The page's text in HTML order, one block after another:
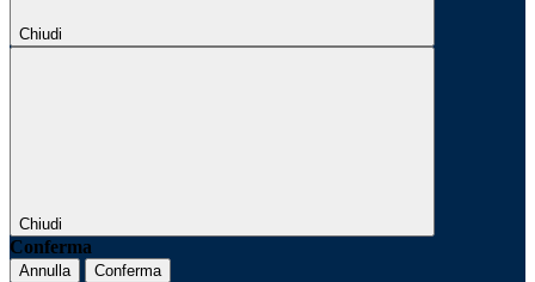
Chiudi
Chiudi
Conferma
Annulla Conferma